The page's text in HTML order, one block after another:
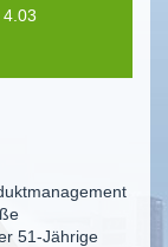
51-Jährige